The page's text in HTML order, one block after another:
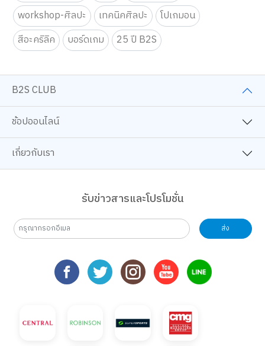
workshop-ศิลปะ
เทคนิคศิลปะ
โปเกมอน
สีอะคริลิค
บอร์ดเกม 25 ปี B2S
B2S CLUB
ช้อปออนไลน์
เกี่ยวกับเรา
รับข่าวสารและโปรโมชั่น
ส่ง